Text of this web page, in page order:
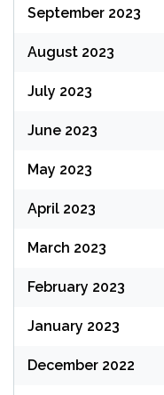
September 2023
August 2023
July 2023
June 2023
May 2023
April 2023
March 2023
February 2023
January 2023
December 2022